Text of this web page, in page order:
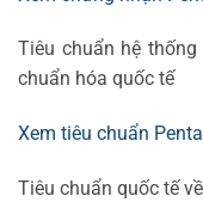
Tiêu chuẩn hệ
chuẩn hóa quốc tế
Xem tiêu chuẩn
Tiêu chuẩn quốc tế